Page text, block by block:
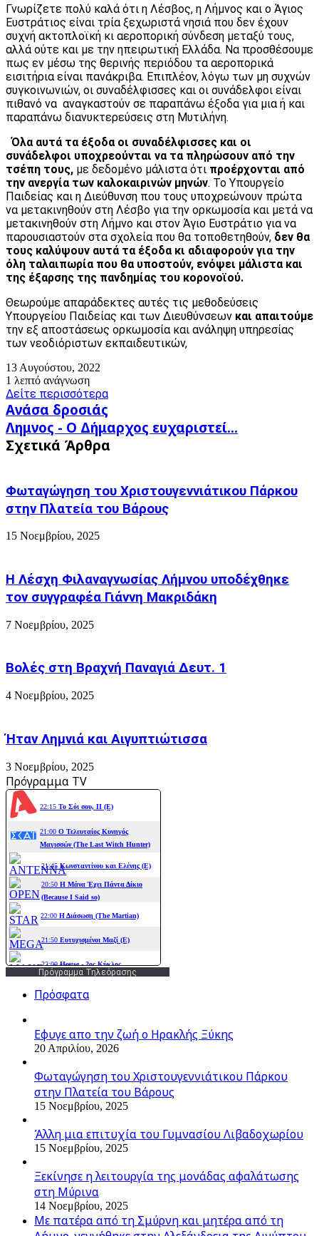
Γνωρίζετε πολύ καλά ότι η Λέσβος, η Λήμνος και ο Άγιος
Ευστράτιος είναι τρία ξεχωριστά νησιά που δεν έχουν
συχνή ακτοπλοϊκή κι αεροπορική σύνδεση μεταξύ τους,
αλλά ούτε και με την ηπειρωτική Ελλάδα. Να προσθέσουμε
πως εν μέσω της θερινής περιόδου τα αεροπορικά
εισιτήρια είναι πανάκριβα. Επιπλέον, λόγω των μη συχνών
συγκοινωνιών, οι συναδέλφισσες και οι συνάδελφοι είναι
πιθανό να αναγκαστούν σε παραπάνω έξοδα για μια ή και
παραπάνω διανυκτερεύσεις στη Μυτιλήνη.
Όλα αυτά τα έξοδα οι συναδέλφισσες και οι
συνάδελφοι υποχρεούνται να τα πληρώσουν από την
τσέπη τους, με δεδομένο μάλιστα ότι προέρχονται από
την ανεργία των καλοκαιρινών μηνών. Το Υπουργείο
Παιδείας και η Διεύθυνση που τους υποχρεώνουν πρώτα
να μετακινηθούν στη Λέσβο για την ορκωμοσία και μετά να
μετακινηθούν στη Λήμνο και στον Άγιο Ευστράτιο για να
παρουσιαστούν στα σχολεία που θα τοποθετηθούν, δεν θα
τους καλύψουν αυτά τα έξοδα κι αδιαφορούν για την
όλη ταλαιπωρία που θα υποστούν, ενόψει μάλιστα και
της έξαρσης της πανδημίας του κορονοϊού.
Θεωρούμε απαράδεκτες αυτές τις μεθοδεύσεις
Υπουργείου Παιδείας και των Διευθύνσεων και απαιτούμε
την εξ αποστάσεως ορκωμοσία και ανάληψη υπηρεσίας
των νεοδιόριστων εκπαιδευτικών,
13 Αυγούστου, 2022
1 λεπτό ανάγνωση
Δείτε περισσότερα
Ανάσα
δροσιάς
Ανάσα δροσιάς
Λημνος
-
Ο
Λημνος - Ο Δήμαρχος ευχαριστεί...
Σχετικά Άρθρα
Φωταγώγηση του Χριστουγεννιάτικου Πάρκου
στην Πλατεία του Βάρους
15 Νοεμβρίου, 2025
Η Λέσχη Φιλαναγνωσίας Λήμνου υποδέχθηκε
τον συγγραφέα Γιάννη Μακριδάκη
7 Νοεμβρίου, 2025
Βολές στη Βραχνή Παναγιά Δευτ. 1
4 Νοεμβρίου, 2025
Ήταν Λημνιά και Αιγυπτιώτισσα
3 Νοεμβρίου, 2025
Πρόγραμμα TV
Πρόγραμμα Τηλεόρασης
Πρόσφατα
Εφυγε απο την ζωή o Ηρακλής Ξύκης
20 Απριλίου, 2026
Φωταγώγηση του Χριστουγεννιάτικου Πάρκου
στην Πλατεία του Βάρους
15 Νοεμβρίου, 2025
Άλλη μια επιτυχία του Γυμνασίου Λιβαδοχωρίου
15 Νοεμβρίου, 2025
Ξεκίνησε η λειτουργία της μονάδας αφαλάτωσης
στη Μύρινα
14 Νοεμβρίου, 2025
Με πατέρα από τη Σμύρνη και μητέρα από τη